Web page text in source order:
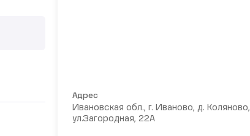
Адрес
Ивановская обл., г. Иваново, д. Коляново,
ул.Загородная, 22А